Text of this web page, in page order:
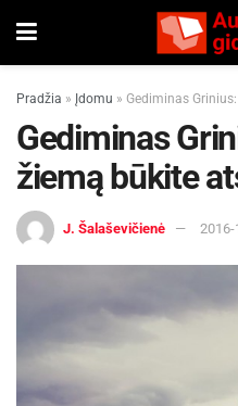
Pradžia » Įdomu » Gediminas
Gediminas
žiemą būkite
J. Šalaševičienė 2016-